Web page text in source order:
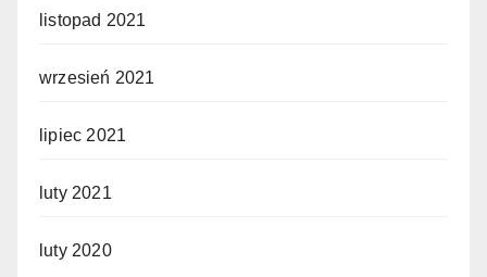
listopad 2021
wrzesień 2021
lipiec 2021
luty 2021
luty 2020